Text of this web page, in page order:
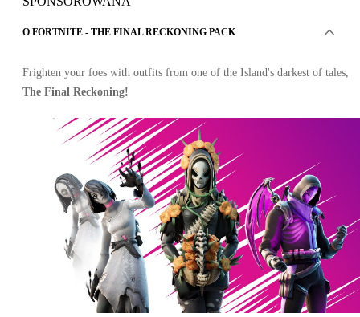
O FORTNITE - THE FINAL RECKONING PACK
Frighten your foes with outfits from one of the Island's darkest of tales,
The Final Reckoning!